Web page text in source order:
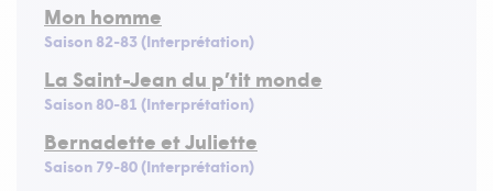
Mon homme
Saison 82-83 (Interprétation)
La Saint-Jean du p’tit monde
Saison 80-81 (Interprétation)
Bernadette et Juliette
Saison 79-80 (Interprétation)